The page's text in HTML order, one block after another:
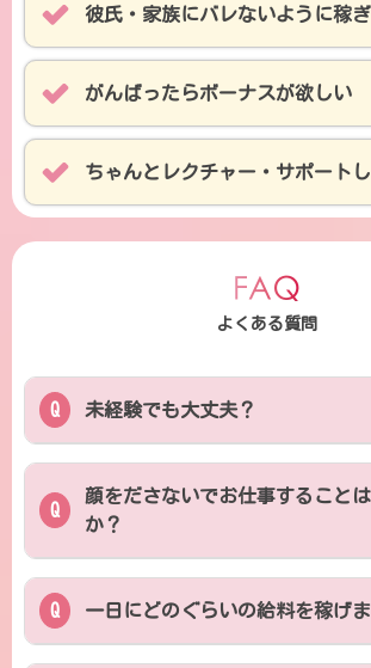
彼氏・家族にバレないように稼
がんばったらボーナスが欲しい
ちゃんとレクチャー・サポート
よくある質問
未経験でも大丈夫？
顔をださないでお仕事すること
か？
一日にどのぐらいの給料を稼げ